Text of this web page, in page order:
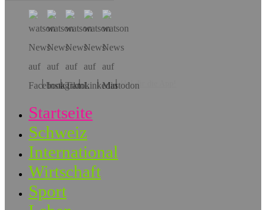
Hol dir die App!
Startseite
Schweiz
International
Wirtschaft
Sport